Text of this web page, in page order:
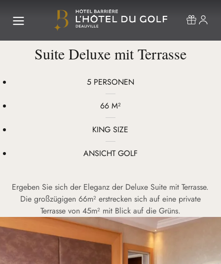
Suite Deluxe mit Terrasse
5 PERSONEN
66 M²
KING SIZE
ANSICHT GOLF
Ergeben Sie sich der Eleganz der Deluxe Suite mit Terrasse.
Die großzügigen 66m² erstrecken sich auf eine private
Terrasse von 45m² mit Blick auf die Grüns.